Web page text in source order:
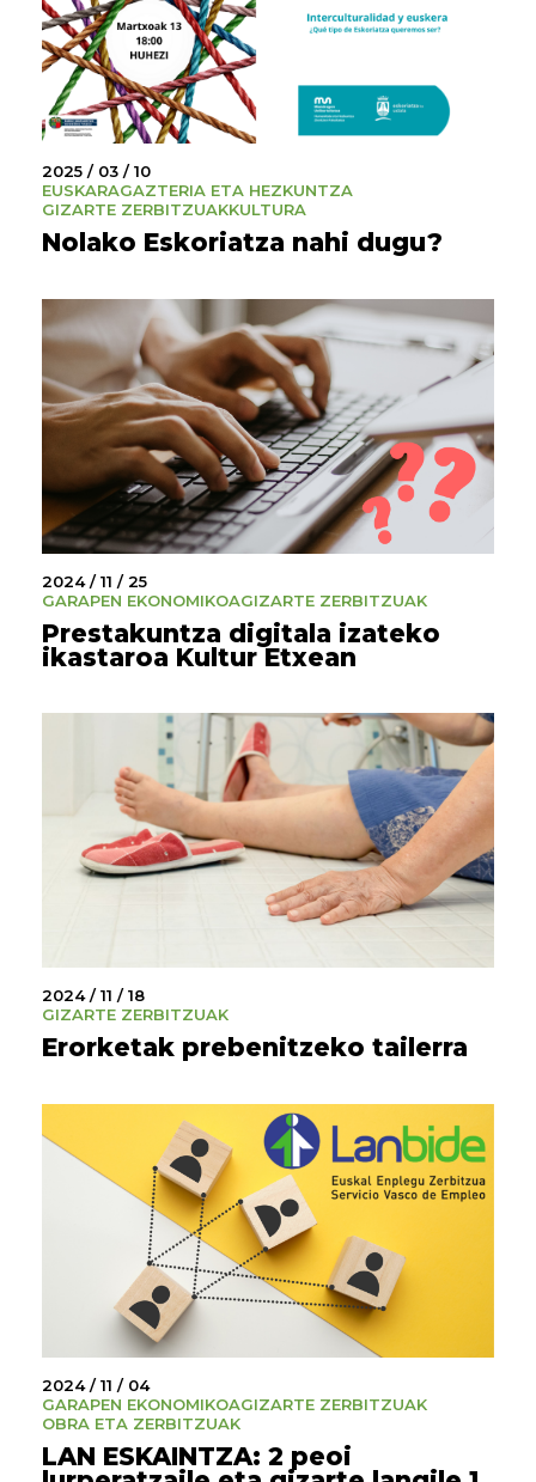
2025 / 03 / 10
EUSKARAGAZTERIA ETA HEZKUNTZA
GIZARTE ZERBITZUAKKULTURA
Nolako Eskoriatza nahi dugu?
2024 / 11 / 25
GARAPEN EKONOMIKOAGIZARTE ZERBITZUAK
Prestakuntza digitala izateko
ikastaroa Kultur Etxean
2024 / 11 / 18
GIZARTE ZERBITZUAK
Erorketak prebenitzeko tailerra
2024 / 11 / 04
GARAPEN EKONOMIKOAGIZARTE ZERBITZUAK
OBRA ETA ZERBITZUAK
LAN ESKAINTZA: 2 peoi